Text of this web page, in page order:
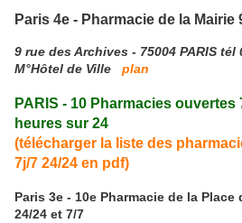
Paris 4e - Pharmacie de la Mairie
9 rue des Archives - 75004 PARIS tél
M°Hôtel de Ville plan
PARIS - 10 Pharmacies ouvertes
heures sur 24
(télécharger la liste des
7j/7 24/24 en pdf)
Paris 3e - 10e Pharmacie de la
24/24 et 7/7